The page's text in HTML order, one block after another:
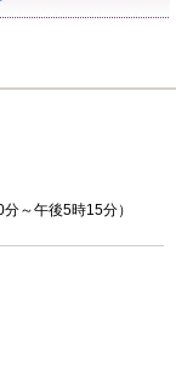
～午後5時15分）